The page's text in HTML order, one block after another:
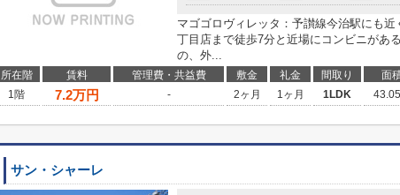
マゴゴロヴィレッタ：予讃線今治駅にも
丁目店まで徒歩7分と近場にコンビニがあ
の、外...
所在階 賃料 管理費・共益費 敷金 礼金 間取り 面
1階
7.2万円 - 2ヶ月 1ヶ月 1LDK
サン・シャーレ